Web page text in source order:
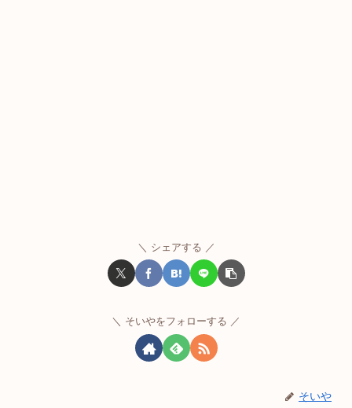
シェアする
そいやをフォローする
そいや